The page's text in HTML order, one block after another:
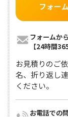
フォー
フォームか
【24時間
お見積りのご
名、折り返し
ください。